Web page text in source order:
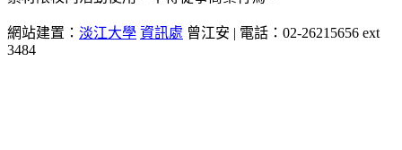
網站建置： 淡江大學 資訊處 曾江安 | 電話：02-26215656 ext
3484